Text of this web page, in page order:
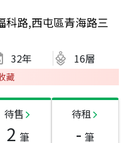
科路,西屯區青海路三
32年 16層
藏
待售
2 筆
待租
- 筆